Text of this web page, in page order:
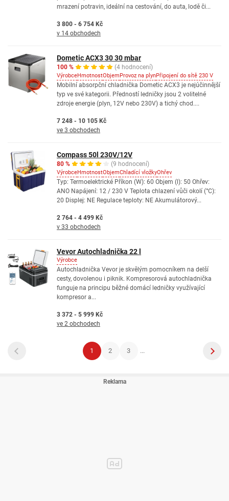
mrazení potravin, ideální na cestování, do auta, lodě či...
3 800 - 6 754 Kč
v 14 obchodech
Dometic ACX3 30 30 mbar
100 % (4 hodnocení)
VýrobceHmotnostObjemProvoz na plynPřipojení do sítě 230 V
Mobilní absorpční chladnička Dometic ACX3 je nejúčinnější
typ ve své kategorii. Předností ledničky jsou 2 volitelné
zdroje energie (plyn, 12V nebo 230V) a tichý chod....
7 248 - 10 105 Kč
ve 3 obchodech
Compass 50l 230V/12V
80 % (9 hodnocení)
VýrobceHmotnostObjemChladící vložkyOhřev
Typ: Termoelektrické Příkon (W): 60 Objem (l): 50 Ohřev:
ANO Napájení: 12 / 230 V Teplota chlazení vůči okolí (°C):
20 Displej: NE Regulace teploty: NE Akumulátorový...
2 764 - 4 499 Kč
v 33 obchodech
Vevor Autochladnička 22 l
Výrobce
Autochladnička Vevor je skvělým pomocníkem na delší
cesty, dovolenou i piknik. Kompresorová autochladnička
funguje na principu běžné domácí ledničky využívající
kompresor a...
3 372 - 5 999 Kč
ve 2 obchodech
1 2 3 ...